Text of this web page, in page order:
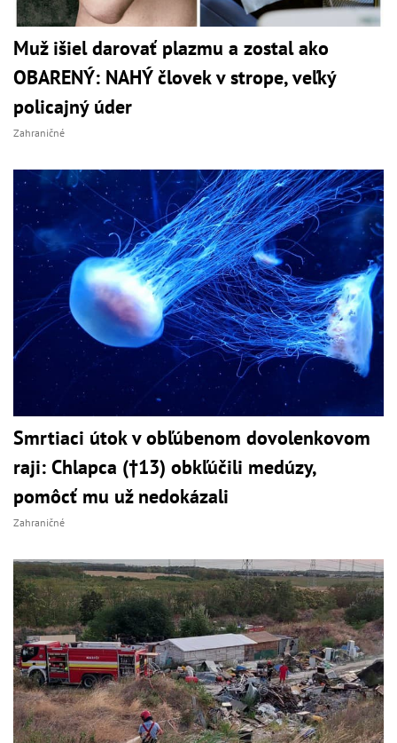
Muž išiel darovať plazmu a zostal ako
OBARENÝ: NAHÝ človek v strope, veľký
policajný úder
Zahraničné
Smrtiaci útok v obľúbenom dovolenkovom
raji: Chlapca (†13) obkľúčili medúzy,
pomôcť mu už nedokázali
Zahraničné